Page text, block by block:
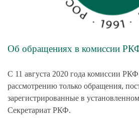
Об обращениях в комиссии
С 11 августа 2020 года комиссии
рассмотрению только обращения,
зарегистрированные в
Секретариат РКФ.